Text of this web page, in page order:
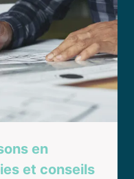
en
et conseils